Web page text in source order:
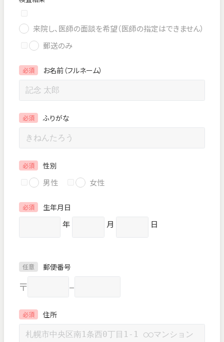
来院し、医師の面談を希望（医師の指定はできません）
郵送のみ
必須 お名前（フルネーム）
必須 ふりがな
必須 性別
男性 女性
必須 生年月日
年 月 日
任意 郵便番号
〒 –
必須 住所